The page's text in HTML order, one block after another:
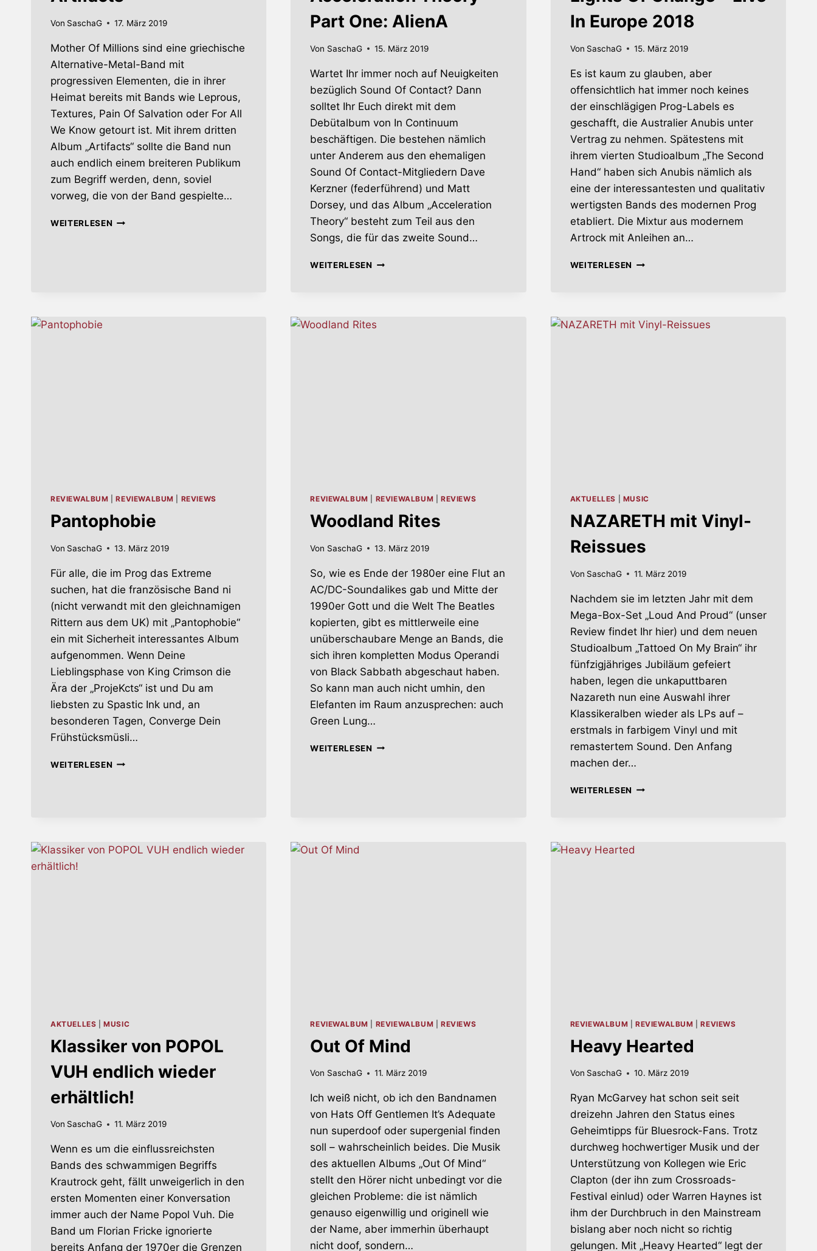
Von SaschaG 17. März 2019
Mother Of Millions sind eine griechische
Alternative-Metal-Band mit
progressiven Elementen, die in ihrer
Heimat bereits mit Bands wie Leprous,
Textures, Pain Of Salvation oder For All
We Know getourt ist. Mit ihrem dritten
Album „Artifacts“ sollte die Band nun
auch endlich einem breiteren Publikum
zum Begriff werden, denn, soviel
vorweg, die von der Band gespielte…
WEITERLESENARTIFACTS
Part One: AlienA
Von SaschaG 15. März 2019
Wartet Ihr immer noch auf Neuigkeiten
bezüglich Sound Of Contact? Dann
solltet Ihr Euch direkt mit dem
Debütalbum von In Continuum
beschäftigen. Die bestehen nämlich
unter Anderem aus den ehemaligen
Sound Of Contact-Mitgliedern Dave
Kerzner (federführend) und Matt
Dorsey, und das Album „Acceleration
Theory“ besteht zum Teil aus den
Songs, die für das zweite Sound…
WEITERLESENACCELERATION
In Europe 2018
Von SaschaG 15. März 2019
Es ist kaum zu glauben, aber
offensichtlich hat immer noch keines
der einschlägigen Prog-Labels es
geschafft, die Australier Anubis unter
Vertrag zu nehmen. Spätestens mit
ihrem vierten Studioalbum „The Second
Hand“ haben sich Anubis nämlich als
eine der interessantesten und qualitativ
wertigsten Bands des modernen Prog
etabliert. Die Mixtur aus modernem
Artrock mit Anleihen an…
WEITERLESEN LIGHTS
IN
REVIEWALBUM |REVIEWALBUM REVIEWS
Pantophobie
Von SaschaG 13. März 2019
Für alle, die im Prog das Extreme
suchen, hat die französische Band ni
(nicht verwandt mit den gleichnamigen
Rittern aus dem UK) mit „Pantophobie“
ein mit Sicherheit interessantes Album
aufgenommen. Wenn Deine
Lieblingsphase von King Crimson die
Ära der „ProjeKcts“ ist und Du am
liebsten zu Spastic Ink und, an
besonderen Tagen, Converge Dein
Frühstücksmüsli…
WEITERLESENPANTOPHOBIE
REVIEWALBUM REVIEWALBUM |REVIEWS
Woodland Rites
Von SaschaG 13. März 2019
So, wie es Ende der 1980er eine Flut an
AC/DC-Soundalikes gab und Mitte der
1990er Gott und die Welt The Beatles
kopierten, gibt es mittlerweile eine
unüberschaubare Menge an Bands, die
sich ihren kompletten Modus Operandi
von Black Sabbath abgeschaut haben.
So kann man auch nicht umhin, den
Elefanten im Raum anzusprechen: auch
Green Lung…
WEITERLESENWOODLAND
AKTUELLES MUSIC
NAZARETH mit Vinyl-
Reissues
Von SaschaG 11. März 2019
Nachdem sie im letzten Jahr mit dem
Mega-Box-Set „Loud And Proud“ (unser
Review findet Ihr hier) und dem neuen
Studioalbum „Tattoed On My Brain“ ihr
fünfzigjähriges Jubiläum gefeiert
haben, legen die unkaputtbaren
Nazareth nun eine Auswahl ihrer
Klassikeralben wieder als LPs auf –
erstmals in farbigem Vinyl und mit
remastertem Sound. Den Anfang
machen der…
WEITERLESEN NAZARETH
AKTUELLES |MUSIC
Klassiker von POPOL
VUH endlich wieder
erhältlich!
Von SaschaG 11. März 2019
Wenn es um die einflussreichsten
Bands des schwammigen Begriffs
Krautrock geht, fällt unweigerlich in den
ersten Momenten einer Konversation
immer auch der Name Popol Vuh. Die
Band um Florian Fricke ignorierte
bereits Anfang der 1970er die Grenzen
REVIEWALBUM REVIEWALBUM |REVIEWS
Out Of Mind
Von SaschaG 11. März 2019
Ich weiß nicht, ob ich den Bandnamen
von Hats Off Gentlemen It’s Adequate
nun superdoof oder supergenial finden
soll – wahrscheinlich beides. Die Musik
des aktuellen Albums „Out Of Mind“
stellt den Hörer nicht unbedingt vor die
gleichen Probleme: die ist nämlich
genauso eigenwillig und originell wie
der Name, aber immerhin überhaupt
nicht doof, sondern…
REVIEWALBUM REVIEWALBUM |REVIEWS
Heavy Hearted
Von SaschaG 10. März 2019
Ryan McGarvey hat schon seit seit
dreizehn Jahren den Status eines
Geheimtipps für Bluesrock-Fans. Trotz
durchweg hochwertiger Musik und der
Unterstützung von Kollegen wie Eric
Clapton (der ihn zum Crossroads-
Festival einlud) oder Warren Haynes ist
ihm der Durchbruch in den Mainstream
bislang aber noch nicht so richtig
gelungen. Mit „Heavy Hearted“ legt der